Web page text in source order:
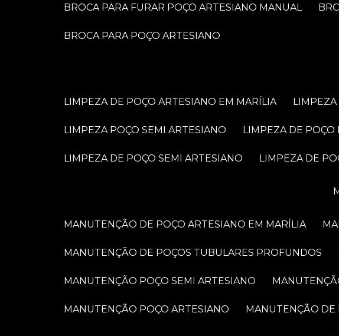
BROCA PARA FURAR POÇO ARTESIANO MANUAL
BROCA PARA POÇO ARTESIANO
LIMPEZA DE POÇO ARTESIANO EM MARÍLIA
LIMPEZA POÇO SEMI ARTESIANO LIMPEZA DE
LIMPEZA DE POÇO SEMI ARTESIANO LIMPEZA DE
MANUTENÇÃO DE POÇO ARTESIANO EM MARÍLIA
MANUTENÇÃO DE POÇOS TUBULARES PROFUNDOS
MANUTENÇÃO POÇO SEMI ARTESIANO
MANUTENÇÃO POÇO ARTESIANO MANUTENÇÃO